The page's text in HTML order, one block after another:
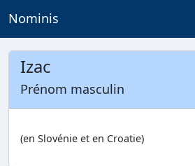
Nominis
Izac
Prénom masculin
(en Slovénie et en Croatie)